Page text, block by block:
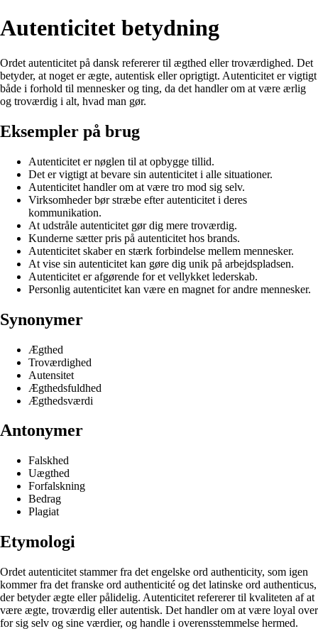
Autenticitet betydning
Ordet autenticitet på dansk refererer til ægthed eller troværdighed. Det
betyder, at noget er ægte, autentisk eller oprigtigt. Autenticitet er vigtigt
både i forhold til mennesker og ting, da det handler om at være ærlig
og troværdig i alt, hvad man gør.
Eksempler på brug
Autenticitet er nøglen til at opbygge tillid.
Det er vigtigt at bevare sin autenticitet i alle situationer.
Autenticitet handler om at være tro mod sig selv.
Virksomheder bør stræbe efter autenticitet i deres
kommunikation.
At udstråle autenticitet gør dig mere troværdig.
Kunderne sætter pris på autenticitet hos brands.
Autenticitet skaber en stærk forbindelse mellem mennesker.
At vise sin autenticitet kan gøre dig unik på arbejdspladsen.
Autenticitet er afgørende for et vellykket lederskab.
Personlig autenticitet kan være en magnet for andre mennesker.
Synonymer
Ægthed
Troværdighed
Autensitet
Ægthedsfuldhed
Ægthedsværdi
Antonymer
Falskhed
Uægthed
Forfalskning
Bedrag
Plagiat
Etymologi
Ordet autenticitet stammer fra det engelske ord authenticity, som igen
kommer fra det franske ord authenticité og det latinske ord authenticus,
der betyder ægte eller pålidelig. Autenticitet refererer til kvaliteten af at
være ægte, troværdig eller autentisk. Det handler om at være loyal over
for sig selv og sine værdier, og handle i overensstemmelse hermed.